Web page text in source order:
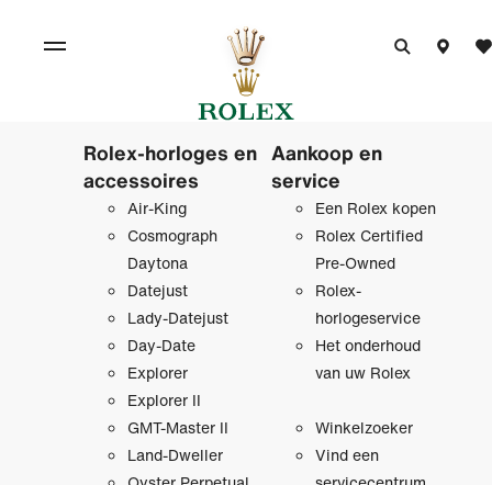
Rolex-horloges en
accessoires
Air-King
Cosmograph
Daytona
Datejust
Lady-Datejust
Day-Date
Explorer
Explorer II
GMT-Master II
Land-Dweller
Aankoop en
service
Een Rolex kopen
Rolex Certified
Pre‑Owned
Rolex-
horlogeservice
Het onderhoud
van uw Rolex
Winkelzoeker
Vind een